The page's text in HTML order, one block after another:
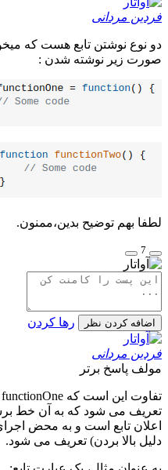
فردین مردانی
دو نوع نوشتن تابع هست که
صورت زیر نوشته شدن :
لطفا بهم توضیح بدین،ممنون.
7
اضافه کردن نظر رها کردن
فردین مردانی
مولف پاسخ برتر
اعلان تابع است و به محض
دلیل بالا بردن) تعریف می شود.